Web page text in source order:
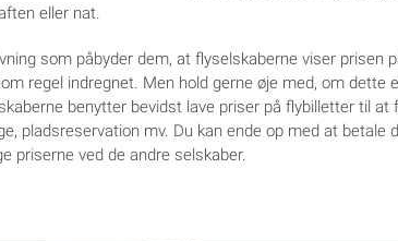
eller nat.
som påbyder dem, at flyselskaberne viser prisen
regel indregnet. Men hold gerne øje med, om
benytter bevidst lave priser på flybilletter til
pladsreservation mv. Du kan ende op med at
priserne ved de andre selskaber.